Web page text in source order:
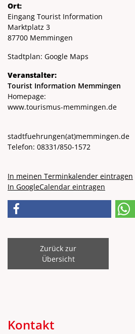
Ort:
Eingang Tourist Information
Marktplatz 3
87700 Memmingen
Stadtplan: Google Maps
Veranstalter:
Tourist Information Memmingen
Homepage:
www.tourismus-memmingen.de
stadtfuehrungen(at)memmingen.de
Telefon: 08331/850-1572
In meinen Terminkalender eintragen
In GoogleCalendar eintragen
Zurück zur
Übersicht
Kontakt